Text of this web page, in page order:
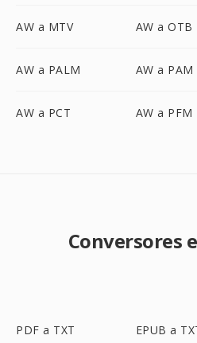
AW a MTV AW a OTB
AW a PALM AW a PAM
AW a PCT AW a PFM
Conversores
PDF a TXT EPUB a